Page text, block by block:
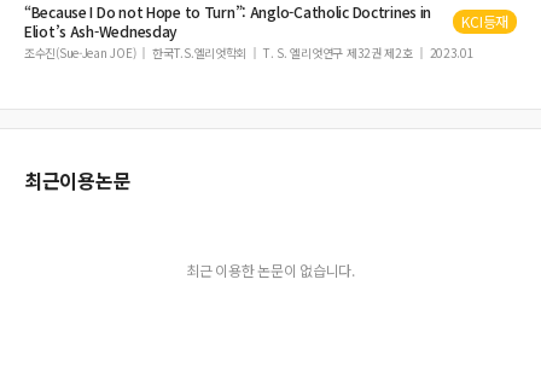
“Because I Do not Hope to Turn”: Anglo-Catholic Doctrines in
Eliot’s Ash-Wednesday
KCI등재
조수진(Sue-Jean JOE) 한국T.S.엘리엇학회 T. S. 엘리엇연구 제32권 제2호 2023.01
최근이용논문
최근 이용한 논문이 없습니다.